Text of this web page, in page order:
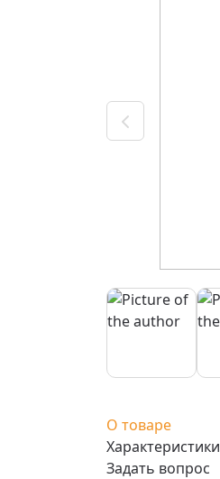
О товаре
Характеристики
Задать вопрос